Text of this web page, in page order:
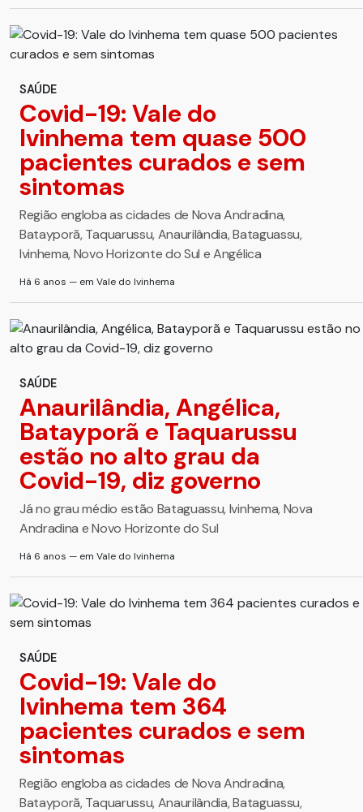
SAÚDE
Covid-19: Vale do
Ivinhema tem quase 500
pacientes curados e sem
sintomas
Região engloba as cidades de Nova Andradina,
Batayporã, Taquarussu, Anaurilândia, Bataguassu,
Ivinhema, Novo Horizonte do Sul e Angélica
Há 6 anos — em Vale do Ivinhema
SAÚDE
Anaurilândia, Angélica,
Batayporã e Taquarussu
estão no alto grau da
Covid-19, diz governo
Já no grau médio estão Bataguassu, Ivinhema, Nova
Andradina e Novo Horizonte do Sul
Há 6 anos — em Vale do Ivinhema
SAÚDE
Covid-19: Vale do
Ivinhema tem 364
pacientes curados e sem
sintomas
Região engloba as cidades de Nova Andradina,
Batayporã, Taquarussu, Anaurilândia, Bataguassu,